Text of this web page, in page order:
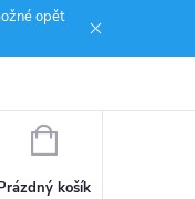
opět
NÁKUPNÍ
košík